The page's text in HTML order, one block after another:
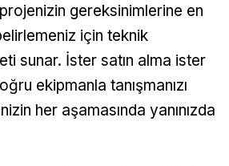
gereksinimlerine en
için teknik
sunar. İster satın alma ister
ekipmanla tanışmanızı
her aşamasında yanınızda